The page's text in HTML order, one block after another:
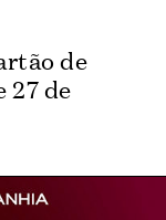
de
27 de